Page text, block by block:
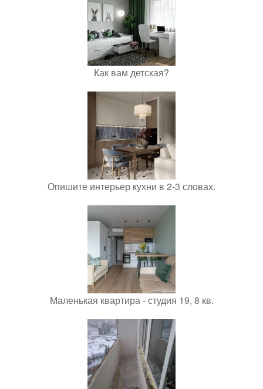
Как вам детская?
Опишите интерьер кухни в 2-3 словах.
Маленькая квартира - студия 19, 8 кв.